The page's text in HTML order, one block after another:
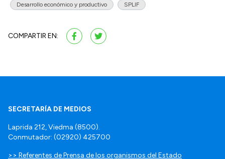
Desarrollo económico y productivo SPLIF
COMPARTIR EN:
SECRETARÍA DE MEDIOS
Laprida 212, Viedma (8500).
Conmutador: (02920) 425700
>> Referentes de Prensa de los organismos del Estado